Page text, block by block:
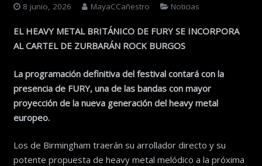
8 junio, 2026 MayaCCañestro Noticias
EL HEAVY METAL BRITÁNICO DE FURY SE INCORPORA
AL CARTEL DE ZURBARÁN ROCK BURGOS
La programación definitiva del festival contará con la
presencia de FURY, una de las bandas con mayor
proyección de la nueva generación del heavy metal
europeo.
Los de Birmingham traerán su arrollador directo y su
potente propuesta de heavy metal melódico a la próxima